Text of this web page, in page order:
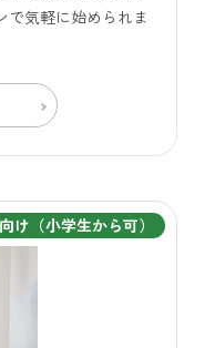
で気軽に始められま
け（小学生から可）